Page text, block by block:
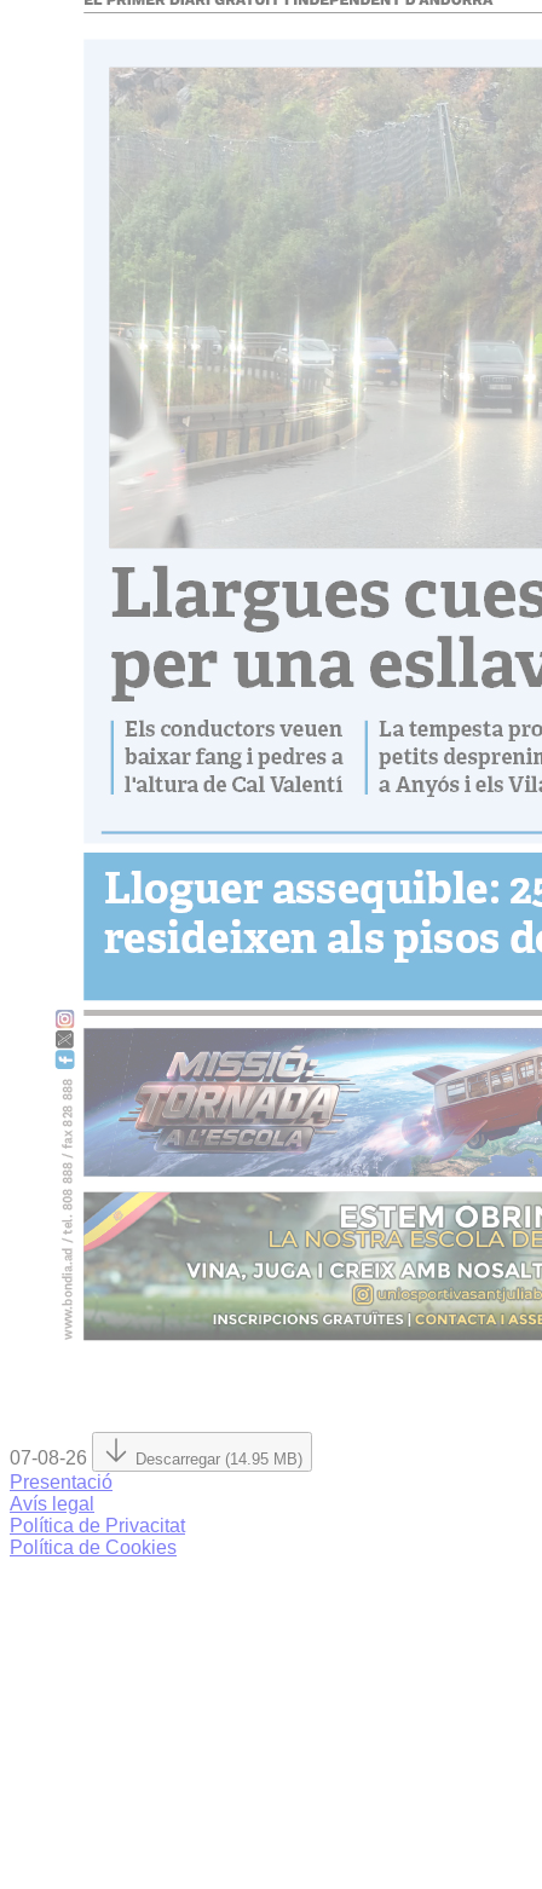
07-08-26 Descarregar (14.95 MB)
Presentació
Avís legal
Política de Privacitat
Política de Cookies